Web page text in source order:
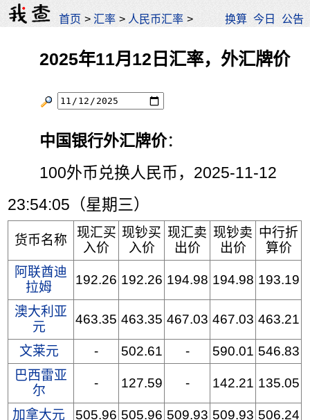
首页 >汇率 > 人民币汇率 > 换算 今日 公告
2025年11月12日汇率，外汇牌价
中国银行外汇牌价：
100外币兑换人民币，2025-11-12
23:54:05（星期三）
货币名称
现汇买
入价
现钞买
入价
现汇卖
出价
现钞卖
出价
中行折
算价
阿联酋迪
拉姆
192.26 192.26 194.98 194.98 193.19
澳大利亚
元
463.35 463.35 467.03 467.03 463.21
文莱元 - 502.61 - 590.01 546.83
巴西雷亚
尔
- 127.59 - 142.21 135.05
加拿大元 505.96 505.96 509.93 509.93 506.24